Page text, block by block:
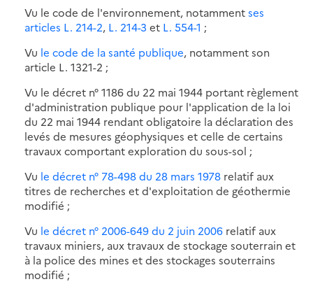
Vu le code de l'environnement, notammentses
articles L. 214-2, L. 214-3 et L. 554-1 ;
Vu le code de la santé publique, notamment son
article L. 1321-2 ;
Vu le décret n° 1186 du 22 mai 1944 portant règlement
d'administration publique pour l'application de la loi
du 22 mai 1944 rendant obligatoire la déclaration des
levés de mesures géophysiques et celle de certains
travaux comportant exploration du sous-sol ;
Vu le décret n° 78-498 du 28 mars 1978 relatif aux
titres de recherches et d'exploitation de géothermie
modifié ;
Vu le décret n° 2006-649 du 2 juin 2006 relatif aux
travaux miniers, aux travaux de stockage souterrain et
à la police des mines et des stockages souterrains
modifié ;